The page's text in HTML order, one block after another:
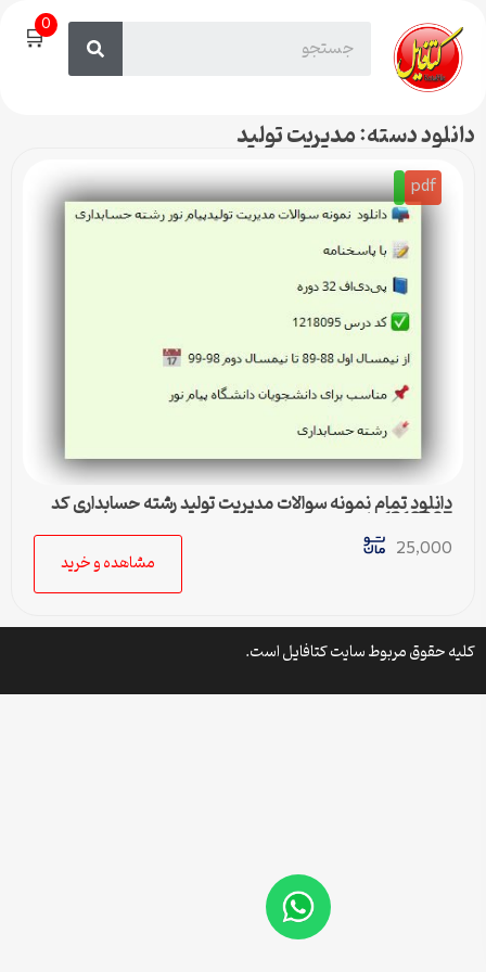
🛒0
دانلود دسته: مدیریت تولید
pdf
دانلود تمام نمونه سوالات مدیریت تولید رشته حسابداری کد
1218095پیام نور
25,000
مشاهده و خرید
کلیه حقوق مربوط سایت کتافایل است.